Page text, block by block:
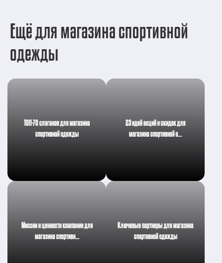
Ещё для магазина спортивной
одежды
ТОП-70 слоганов для магазина
спортивной одежды
23 идей акций и скидок для
магазина спортивной о…
Миссии и ценности компании для
магазина спортивн…
Ключевые партнеры для магазина
спортивной одежды